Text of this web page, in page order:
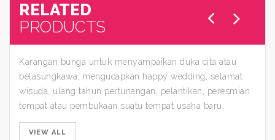
RELATED
PRODUCTS
Karangan bunga untuk menyampaikan duka cita atau
belasungkawa, mengucapkan happy wedding, selamat
wisuda, ulang tahun pertunangan, pelantikan, peresmian
tempat atau pembukaan suatu tempat usaha baru.
VIEW ALL